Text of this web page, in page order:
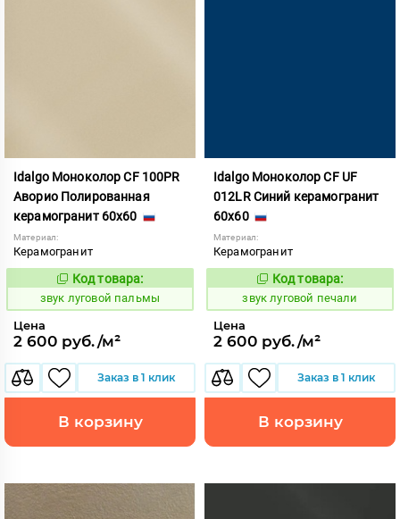
Idalgo Моноколор CF 100PR
Аворио Полированная
керамогранит 60x60
Материал:
Керамогранит
474942
Код товара:
звук луговой пальмы
Цена
2 600 руб./м²
Заказ в 1 клик
В корзину
Idalgo Моноколор CF UF
012LR Синий керамогранит
60x60
Материал:
Керамогранит
474945
Код товара:
звук луговой печали
Цена
2 600 руб./м²
Заказ в 1 клик
В корзину